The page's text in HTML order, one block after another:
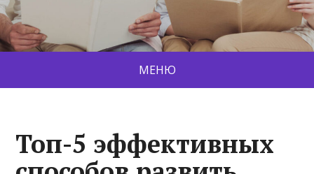
МЕНЮ
Топ-5 эффективных